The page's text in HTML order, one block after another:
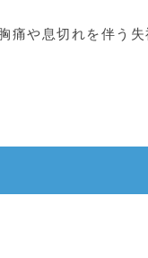
痛や息切れを伴う